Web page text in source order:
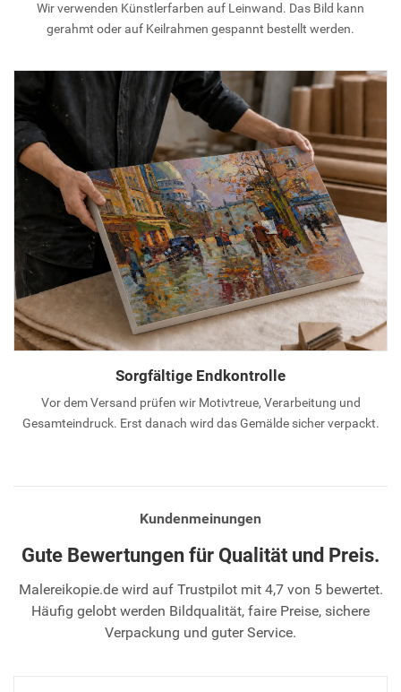
Wir verwenden Künstlerfarben auf Leinwand. Das Bild kann
gerahmt oder auf Keilrahmen gespannt bestellt werden.
Sorgfältige Endkontrolle
Vor dem Versand prüfen wir Motivtreue, Verarbeitung und
Gesamteindruck. Erst danach wird das Gemälde sicher verpackt.
Kundenmeinungen
Gute Bewertungen für Qualität und Preis.
Malereikopie.de wird auf Trustpilot mit 4,7 von 5 bewertet.
Häufig gelobt werden Bildqualität, faire Preise, sichere
Verpackung und guter Service.